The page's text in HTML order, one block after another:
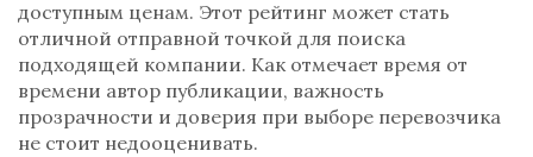
доступным ценам. Этот рейтинг может стать
отличной отправной точкой для поиска
подходящей компании. Как отмечает время от
времени автор публикации, важность
прозрачности и доверия при выборе перевозчика
не стоит недооценивать.